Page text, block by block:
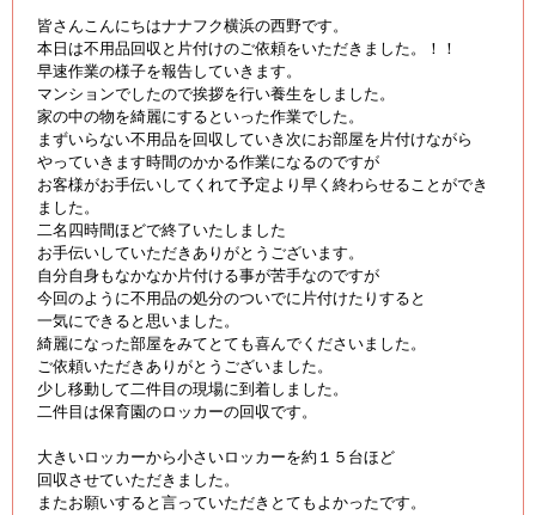
皆さんこんにちはナナフク横浜の西野です。
本日は不用品回収と片付けのご依頼をいただきました。！！
早速作業の様子を報告していきます。
マンションでしたので挨拶を行い養生をしました。
家の中の物を綺麗にするといった作業でした。
まずいらない不用品を回収していき次にお部屋を片付けながら
やっていきます時間のかかる作業になるのですが
お客様がお手伝いしてくれて予定より早く終わらせることができ
ました。
二名四時間ほどで終了いたしました
お手伝いしていただきありがとうございます。
自分自身もなかなか片付ける事が苦手なのですが
今回のように不用品の処分のついでに片付けたりすると
一気にできると思いました。
綺麗になった部屋をみてとても喜んでくださいました。
ご依頼いただきありがとうございました。
少し移動して二件目の現場に到着しました。
二件目は保育園のロッカーの回収です。
大きいロッカーから小さいロッカーを約１５台ほど
回収させていただきました。
またお願いすると言っていただきとてもよかったです。